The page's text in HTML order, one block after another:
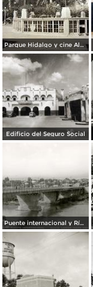
Parque Hidalgo y cine Alameda.
Edificio del Seguro Social
Puente internacional y Río Bravo